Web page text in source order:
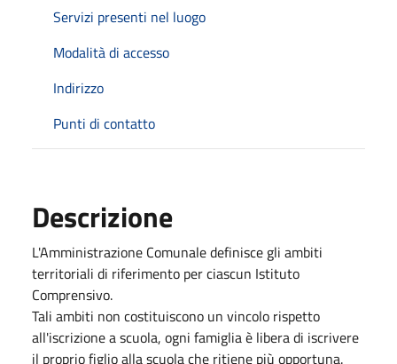
Servizi presenti nel luogo
Modalità di accesso
Indirizzo
Punti di contatto
Descrizione
L'Amministrazione Comunale definisce gli ambiti
territoriali di riferimento per ciascun Istituto
Comprensivo.
Tali ambiti non costituiscono un vincolo rispetto
all'iscrizione a scuola, ogni famiglia è libera di iscrivere
il proprio figlio alla scuola che ritiene più opportuna.